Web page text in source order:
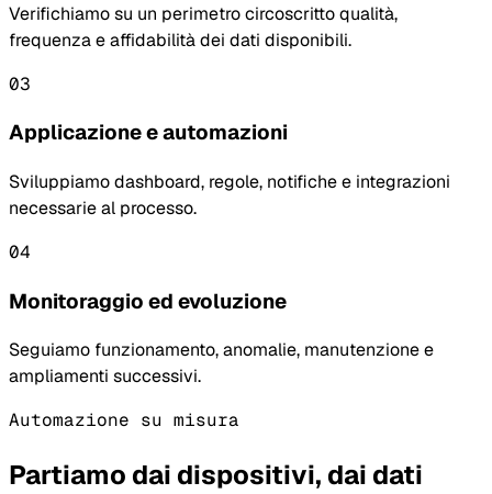
Verifichiamo su un perimetro circoscritto qualità,
frequenza e affidabilità dei dati disponibili.
03
Applicazione e automazioni
Sviluppiamo dashboard, regole, notifiche e integrazioni
necessarie al processo.
04
Monitoraggio ed evoluzione
Seguiamo funzionamento, anomalie, manutenzione e
ampliamenti successivi.
Automazione su misura
Partiamo dai dispositivi, dai dati